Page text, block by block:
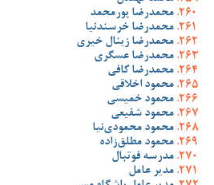
محمدرضا پورمحمد
محمدرضا خرسندنیا
محمدرضا زینال خیری
محمدرضا عسگری
محمدرضا کافی
محمود اخلاقی
محمود خمیسی
محمود شفیعی
محمود محمودی‌نیا
محمود مطلق‌زاده
مدرسه فوتبال
مدیر عامل